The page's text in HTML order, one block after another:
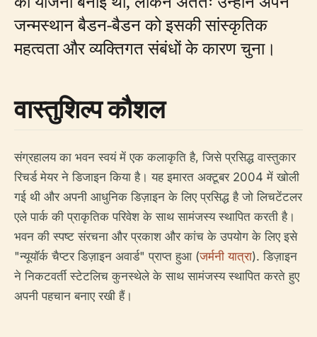
जन्मस्थान बैडन-बैडन को इसकी सांस्कृतिक
महत्वता और व्यक्तिगत संबंधों के कारण चुना।
वास्तुशिल्प कौशल
संग्रहालय का भवन स्वयं में एक कलाकृति है, जिसे प्रसिद्ध वास्तुकार
रिचर्ड मेयर ने डिजाइन किया है। यह इमारत अक्टूबर 2004 में खोली
गई थी और अपनी आधुनिक डिज़ाइन के लिए प्रसिद्ध है जो लिचटेंटलर
एले पार्क की प्राकृतिक परिवेश के साथ सामंजस्य स्थापित करती है।
भवन की स्पष्ट संरचना और प्रकाश और कांच के उपयोग के लिए इसे
"न्यूयॉर्क चैप्टर डिज़ाइन अवार्ड" प्राप्त हुआ (जर्मनी यात्रा). डिज़ाइन
ने निकटवर्ती स्टेटलिच कुनस्थेले के साथ सामंजस्य स्थापित करते हुए
अपनी पहचान बनाए रखी हैं।